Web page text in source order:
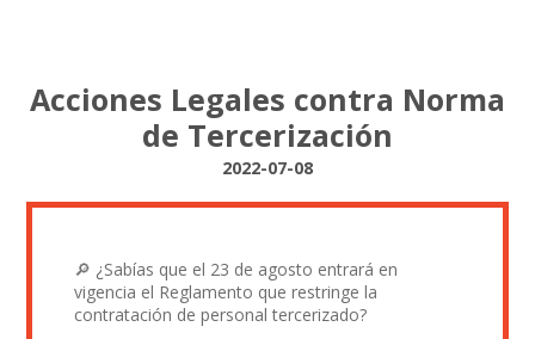
Acciones Legales contra Norma
de Tercerización
2022-07-08
🔎 ¿Sabías que el 23 de agosto entrará en
vigencia el Reglamento que restringe la
contratación de personal tercerizado?